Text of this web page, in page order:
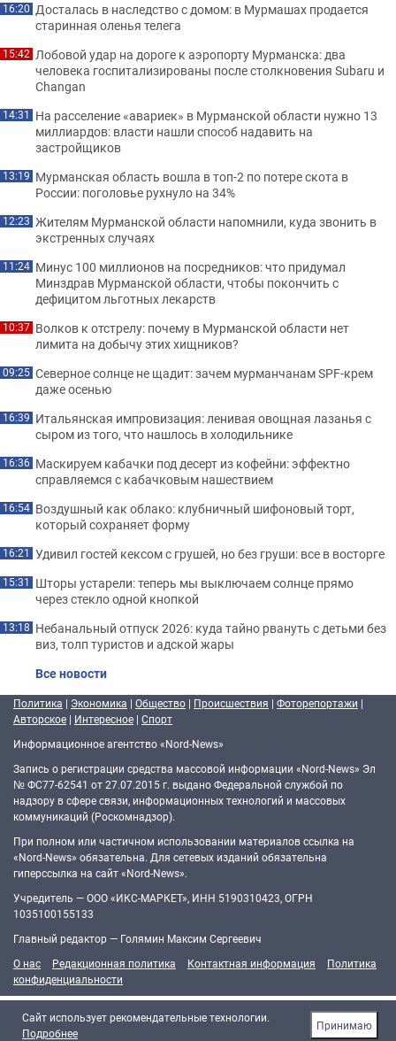
16:20 Досталась в наследство с домом: в Мурмашах продается
старинная оленья телега
15:42 Лобовой удар на дороге к аэропорту Мурманска: два
человека госпитализированы после столкновения Subaru и
Changan
14:31 На расселение «авариек» в Мурманской области нужно 13
миллиардов: власти нашли способ надавить на
застройщиков
13:19 Мурманская область вошла в топ-2 по потере скота в
России: поголовье рухнуло на 34%
12:23 Жителям Мурманской области напомнили, куда звонить в
экстренных случаях
11:24 Минус 100 миллионов на посредников: что придумал
Минздрав Мурманской области, чтобы покончить с
дефицитом льготных лекарств
10:37 Волков к отстрелу: почему в Мурманской области нет
лимита на добычу этих хищников?
09:25 Северное солнце не щадит: зачем мурманчанам SPF-крем
даже осенью
16:39 Итальянская импровизация: ленивая овощная лазанья с
сыром из того, что нашлось в холодильнике
16:36 Маскируем кабачки под десерт из кофейни: эффектно
справляемся с кабачковым нашествием
16:54 Воздушный как облако: клубничный шифоновый торт,
который сохраняет форму
16:21 Удивил гостей кексом с грушей, но без груши: все в восторге
15:31 Шторы устарели: теперь мы выключаем солнце прямо
через стекло одной кнопкой
13:18 Небанальный отпуск 2026: куда тайно рвануть с детьми без
виз, толп туристов и адской жары
Все новости
Политика | Экономика | Общество | Происшествия | Фоторепортажи |
Авторское | Интересное | Спорт
Информационное агентство «Nord-News»
Запись о регистрации средства массовой информации «Nord-News» Эл
№ ФС77-62541 от 27.07.2015 г. выдано Федеральной службой по
надзору в сфере связи, информационных технологий и массовых
коммуникаций (Роскомнадзор).
При полном или частичном использовании материалов ссылка на
«Nord-News» обязательна. Для сетевых изданий обязательна
гиперссылка на сайт «Nord-News».
Учредитель — ООО «ИКС-МАРКЕТ», ИНН 5190310423, ОГРН
1035100155133
Главный редактор — Голямин Максим Сергеевич
О нас
Редакционная политика Контактная информация
Политика
конфиденциальности
Cайт использует рекомендательные технологии.
Подробнее
Принимаю